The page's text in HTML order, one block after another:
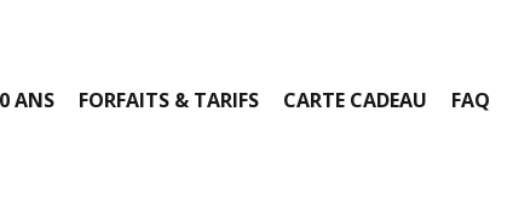
ANS FORFAITS & TARIFS CARTE CADEAU FAQ